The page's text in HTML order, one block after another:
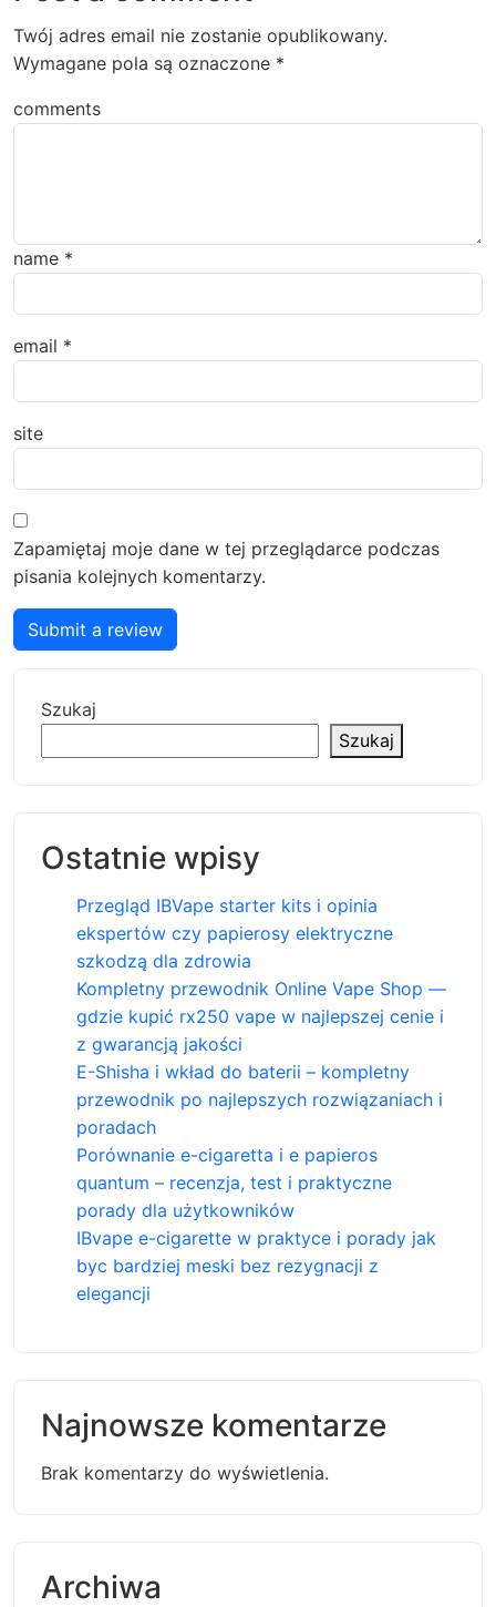
Twój adres email nie zostanie opublikowany.
Wymagane pola są oznaczone *
comments
name *
email *
site
Zapamiętaj moje dane w tej przeglądarce podczas
pisania kolejnych komentarzy.
Submit a review
Szukaj
Szukaj
Ostatnie wpisy
Przegląd IBVape starter kits i opinia
ekspertów czy papierosy elektryczne
szkodzą dla zdrowia
Kompletny przewodnik Online Vape Shop —
gdzie kupić rx250 vape w najlepszej cenie i
z gwarancją jakości
E-Shisha i wkład do baterii – kompletny
przewodnik po najlepszych rozwiązaniach i
poradach
Porównanie e-cigaretta i e papieros
quantum – recenzja, test i praktyczne
porady dla użytkowników
IBvape e-cigarette w praktyce i porady jak
byc bardziej meski bez rezygnacji z
elegancji
Najnowsze komentarze
Brak komentarzy do wyświetlenia.
Archiwa